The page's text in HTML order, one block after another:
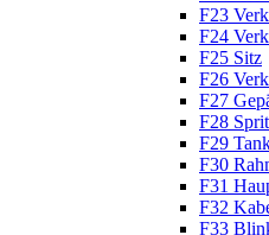
F23
F24
F25 Sitz
F26
F27
F28
F29
F30
F31
F32
F33